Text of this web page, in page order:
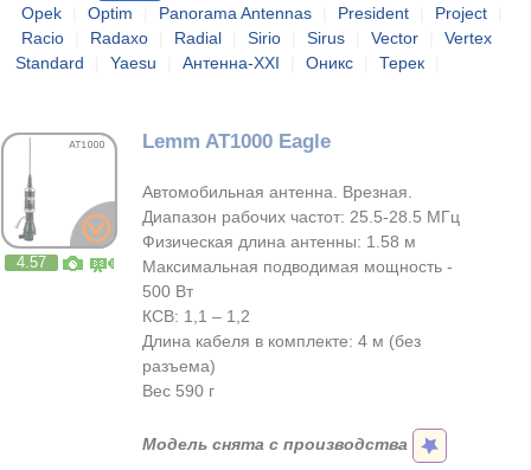
Opek
Optim Panorama Antennas President Project
Racio
Radaxo Radial Sirio Sirus Vector
Vertex
Standard
Yaesu Антенна-XXI Оникс Терек
4.57
Lemm AT1000 Eagle
Автомобильная антенна. Врезная.
Диапазон рабочих частот: 25.5-28.5 МГц
Физическая длина антенны: 1.58 м
Максимальная подводимая мощность -
500 Вт
КСВ: 1,1 – 1,2
Длина кабеля в комплекте: 4 м (без
разъема)
Вес 590 г
Модель снята с производства